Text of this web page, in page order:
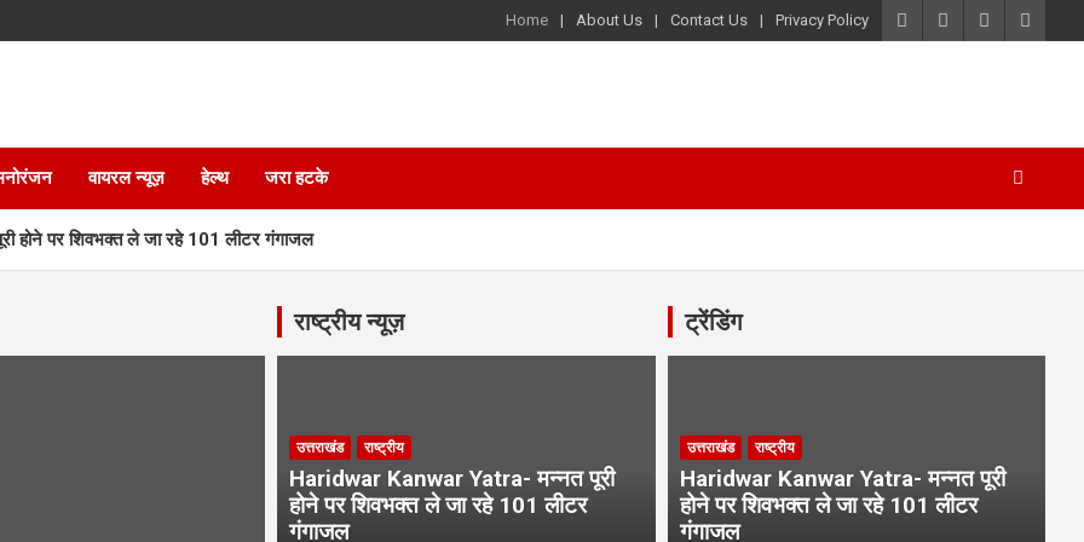
Home About Us Contact Us Privacy Policy
वायरल न्यूज़ हेल्थ जरा हटके
होने पर शिवभक्त ले जा रहे 101 लीटर गंगाजल
₹1.66 लाख से ₹7.50 लाख का लोन
राष्ट्रीय न्यूज़
उत्तराखंड राष्ट्रीय
Haridwar Kanwar Yatra- मन्नत पूरी
होने पर शिवभक्त ले जा रहे 101 लीटर
गंगाजल
ट्रेंडिंग
उत्तराखंड राष्ट्रीय
Haridwar Kanwar Yatra- मन्नत पूरी
होने पर शिवभक्त ले जा रहे 101 लीटर
गंगाजल